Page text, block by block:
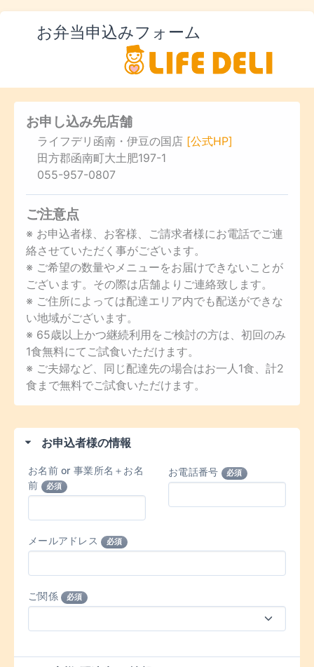
お弁当申込みフォーム
お申し込み先店舗
ライフデリ函南・伊豆の国店 [公式HP]
田方郡函南町大土肥197-1
055-957-0807
ご注意点
※ お申込者様、お客様、ご請求者様にお電話でご連
絡させていただく事がございます。
※ ご希望の数量やメニューをお届けできないことが
ございます。その際は店舗よりご連絡致します。
※ ご住所によっては配達エリア内でも配送ができな
い地域がございます。
※ 65歳以上かつ継続利用をご検討の方は、初回のみ
1食無料にてご試食いただけます。
※ ご夫婦など、同じ配達先の場合はお一人1食、計2
食まで無料でご試食いただけます。
お申込者様の情報
お名前 or 事業所名＋お名
前
必須
お電話番号 必須
メールアドレス 必須
ご関係 必須